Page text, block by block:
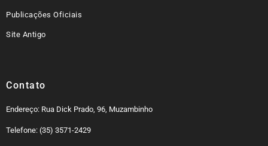
Publicações Oficiais
Site Antigo
Contato
Endereço: Rua Dick Prado, 96, Muzambinho
Telefone: (35) 3571-2429